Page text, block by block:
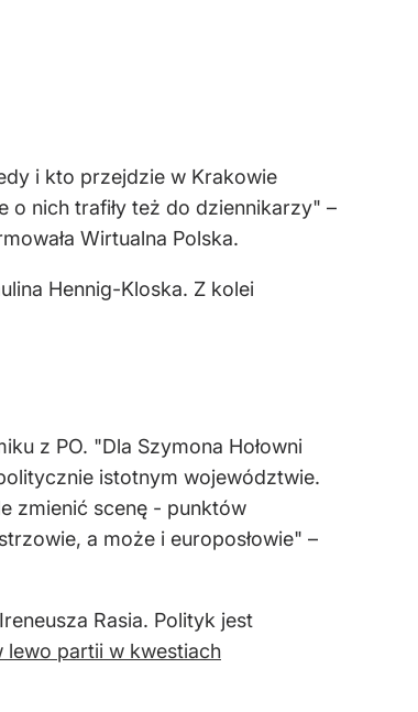
i kto przejdzie w Krakowie
o nich trafiły też do dziennikarzy" –
Wirtualna Polska.
Hennig-Kloska. Z kolei
z PO. "Dla Szymona Hołowni
istotnym województwie.
zmienić scenę - punktów
a może i europosłowie" –
Rasia. Polityk jest
lewo partii w kwestiach